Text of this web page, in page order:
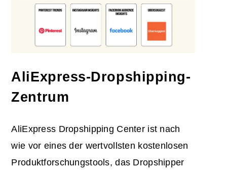
AliExpress-Dropshipping-
Zentrum
AliExpress Dropshipping Center ist nach
wie vor eines der wertvollsten kostenlosen
Produktforschungstools, das Dropshipper